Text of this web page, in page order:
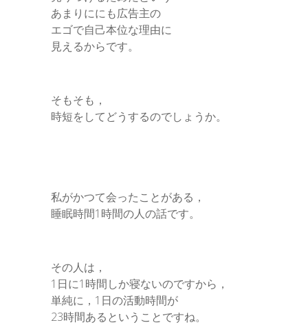
あまりににも広告主の
エゴで自己本位な理由に
見えるからです。
そもそも，
時短をしてどうするのでしょうか。
私がかつて会ったことがある，
睡眠時間1時間の人の話です。
その人は，
1日に1時間しか寝ないのですから，
単純に，1日の活動時間が
23時間あるということですね。